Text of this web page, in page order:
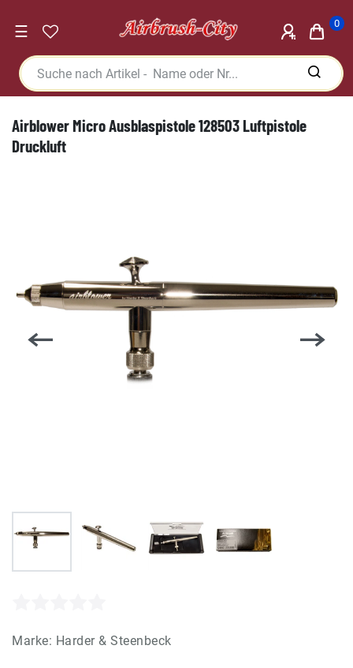
☰ 0
Airblower Micro Ausblaspistole 128503 Luftpistole
Druckluft
Marke: Harder & Steenbeck